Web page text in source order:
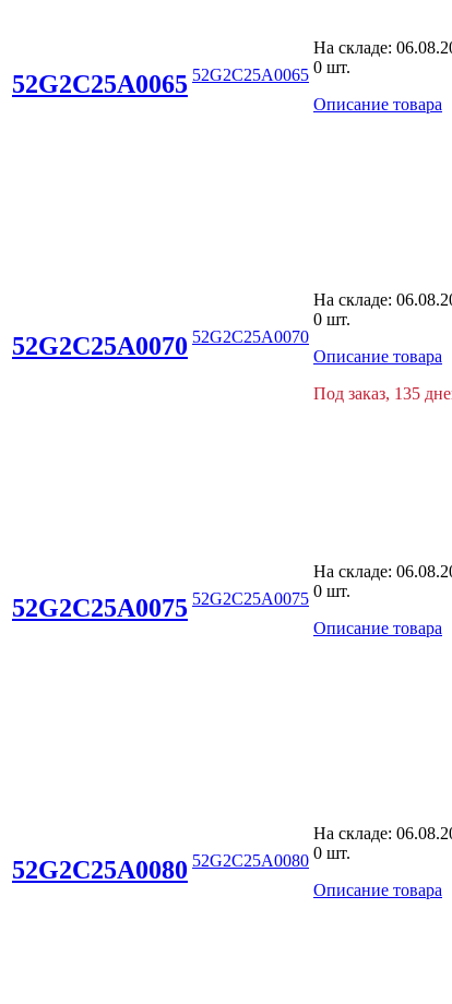
52G2C25A0065 52G2C25A0065
На складе:
0 шт.
Описание товара
52G2C25A0070 52G2C25A0070
На складе:
0 шт.
Описание товара
Под заказ, 135
52G2C25A0075 52G2C25A0075
На складе:
0 шт.
Описание товара
52G2C25A0080 52G2C25A0080
На складе:
0 шт.
Описание товара